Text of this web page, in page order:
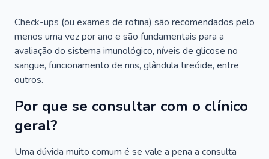
Check-ups (ou exames de rotina) são recomendados pelo
menos uma vez por ano e são fundamentais para a
avaliação do sistema imunológico, níveis de glicose no
sangue, funcionamento de rins, glândula tireóide, entre
outros.
Por que se consultar com o clínico
geral?
Uma dúvida muito comum é se vale a pena a consulta